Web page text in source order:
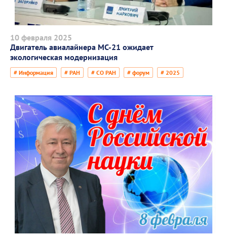
10 февраля 2025
Двигатель авиалайнера МС-21 ожидает
экологическая модернизация
# Информация # РАН # СО РАН # форум # 2025